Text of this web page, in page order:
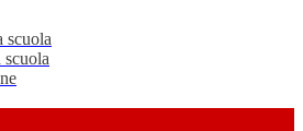
scuola
scuola